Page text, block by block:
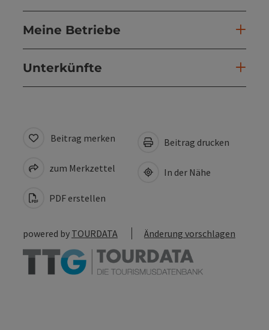
Meine Betriebe
Unterkünfte
Beitrag merken
zum Merkzettel
PDF erstellen
Beitrag drucken
In der Nähe
powered by TOURDATA Änderung vorschlagen